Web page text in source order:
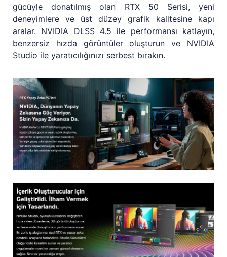
gücüyle donatılmış olan RTX 50 Serisi, yeni
deneyimlere ve üst düzey grafik kalitesine kapı
aralar. NVIDIA DLSS 4.5 ile performansı katlayın,
benzersiz hızda görüntüler oluşturun ve NVIDIA
Studio ile yaratıcılığınızı serbest bırakın.